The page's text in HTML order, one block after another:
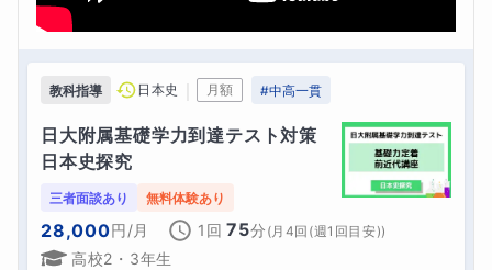
教科指導 日本史 月額 #中高一貫
日大附属基礎学力到達テスト対策
日本史探究
三者面談あり 無料体験あり
28,000円/月 1回 75分 ( 月4回(週1回目安))
高校2・3年生